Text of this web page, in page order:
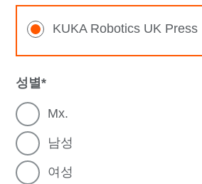
KUKA Robotics UK Press
성별
Mx.
남성
여성